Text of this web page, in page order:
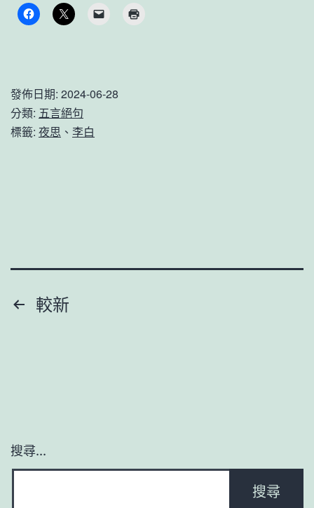
思》
發佈日期: 2024-06-28
分類: 五言絕句
標籤: 夜思 、 李白
文 較新
搜尋...